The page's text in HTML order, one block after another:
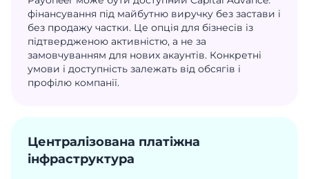
фінансування під майбутню виручку без застави і
без продажу частки. Це опція для бізнесів із
підтвердженою активністю, а не за
замовчуванням для нових акаунтів. Конкретні
умови і доступність залежать від обсягів і
профілю компанії.
Централізована платіжна
інфраструктура